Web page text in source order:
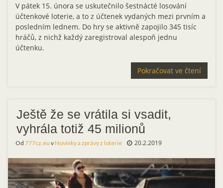
V pátek 15. února se uskutečnilo šestnácté losování
účtenkové loterie, a to z účtenek vydaných mezi prvním a
posledním lednem. Do hry se aktivně zapojilo 345 tisíc
hráčů, z nichž každý zaregistroval alespoň jednu
účtenku.
Pokračovat ve čtení
Ještě že se vrátila si vsadit,
vyhrála totiž 45 milionů
Od 777cz.eu vNovinky a zprávy z loterie 20.2.2019